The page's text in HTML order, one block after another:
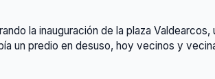
la inauguración de la plaza
un predio en desuso, hoy vecinos y